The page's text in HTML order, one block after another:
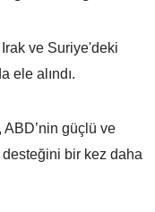
ve Suriye'deki
ele alındı.
ABD’nin güçlü ve
bir kez daha